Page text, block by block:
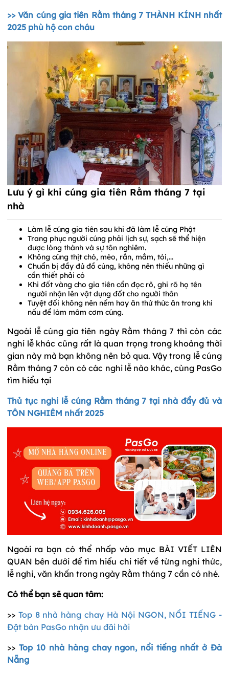
>> Văn cúng gia tiên Rằm tháng 7 THÀNH KÍNH nhất
2025 phù hộ con cháu
Lưu ý gì khi cúng gia tiên Rằm tháng 7 tại
nhà
Làm lễ cúng gia tiên sau khi đã làm lễ cúng Phật
Trang phục người cúng phải lịch sự, sạch sẽ thể hiện
được lòng thành và sự tôn nghiêm.
Không cúng thịt chó, mèo, rắn, mắm, tỏi,...
Chuẩn bị đầy đủ đồ cúng, không nên thiếu những gì
cần thiết phải có
Khi đốt vàng cho gia tiên cần đọc rõ, ghi rõ họ tên
người nhận lên vật dụng đốt cho người thân
Tuyệt đối không nên nếm hay ăn thử thức ăn trong khi
nấu để làm mâm cơm cúng.
Ngoài lễ cúng gia tiên ngày Rằm tháng 7 thì còn các
nghi lễ khác cũng rất là quan trọng trong khoảng thời
gian này mà bạn không nên bỏ qua. Vậy trong lễ cúng
Rằm tháng 7 còn có các nghi lễ nào khác, cùng PasGo
tìm hiểu tại
Thủ tục nghi lễ cúng Rằm tháng 7 tại nhà đẩy đủ và
TÔN NGHIÊM nhất 2025
Ngoài ra bạn có thể nhấp vào mục BÀI VIẾT LIÊN
QUAN bên dưới để tìm hiểu chi tiết về từng nghi thức,
lễ nghi, văn khấn trong ngày Rằm tháng 7 cần có nhé.
Có thể bạn sẽ quan tâm:
>> Top 8 nhà hàng chay Hà Nội NGON, NỔI TIẾNG -
Đặt bàn PasGo nhận ưu đãi hời
>> Top 10 nhà hàng chay ngon, nổi tiếng nhất ở Đà
Nẵng